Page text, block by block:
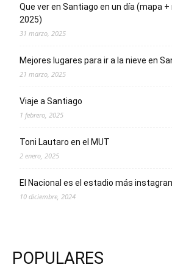
Que ver en Santiago en un día (mapa
2025)
31 marzo, 2025
Mejores lugares para ir a la nieve en
21 marzo, 2025
Viaje a Santiago
1 febrero, 2025
Toni Lautaro en el MUT
2 enero, 2025
El Nacional es el estadio más
10 diciembre, 2024
POPULARES